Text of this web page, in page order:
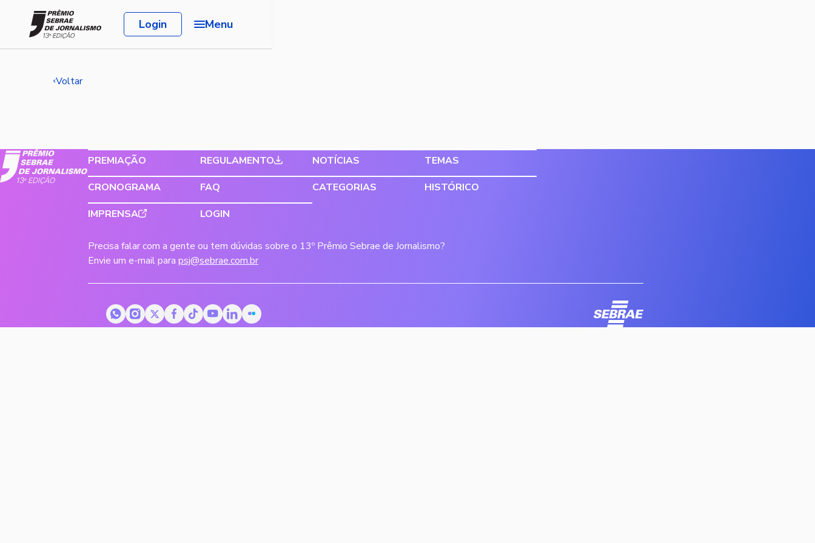
Login Menu
Voltar
PREMIAÇÃO REGULAMENTO NOTÍCIAS
TEMAS
CRONOGRAMA
FAQ CATEGORIAS
HISTÓRICO
IMPRENSA
LOGIN
Precisa falar com a gente ou tem dúvidas sobre o 13º Prêmio Sebrae de Jornalismo?
Envie um e-mail para psj@sebrae.com.br